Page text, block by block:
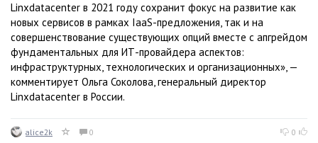
Linxdatacenter в 2021 году сохранит фокус на развитие как
новых сервисов в рамках IaaS-предложения, так и на
совершенствование существующих опций вместе с апгрейдом
фундаментальных для ИТ-провайдера аспектов:
инфраструктурных, технологических и организационных», —
комментирует Ольга Соколова, генеральный директор
Linxdatacenter в России.
alice2k 0 0